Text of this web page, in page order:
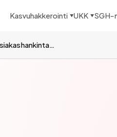
Kasvuhakkerointi ▼UKK ▼SGH-
CAC – Mitä tarkoittaa asiakashankintahinta ja miten lasketaan